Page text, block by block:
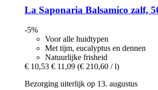
La Saponaria Balsamico zalf,
-5%
Voor alle huidtypen
Met tijm, eucalyptus en dennen
Natuurlijke frisheid
€ 10,53 € 11,09 (€ 210,60 / l)
Bezorging uiterlijk op 13. augustus